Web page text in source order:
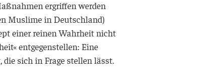
ergriffen werden
Muslime in Deutschland)
einer reinen Wahrheit nicht
entgegenstellen: Eine
sich in Frage stellen lässt.